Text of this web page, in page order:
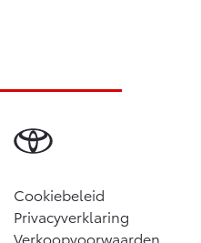
OOK ALS BATTERIJ-
ELEKTRISCH
Cookiebeleid
Privacyverklaring
Verkoopvoorwaarden